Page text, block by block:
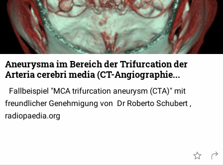
Aneurysma im Bereich der Trifurcation der
Arteria cerebri media (CT-Angiographie...
Fallbeispiel "MCA trifurcation aneurysm (CTA)" mit
freundlicher Genehmigung von Dr Roberto Schubert ,
radiopaedia.org